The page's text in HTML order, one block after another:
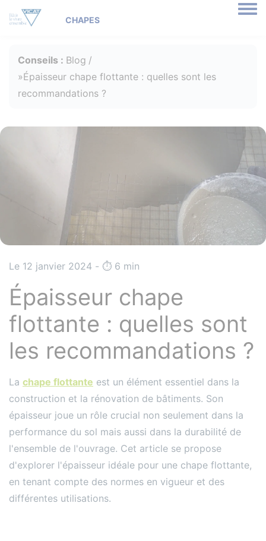
Conseils : Blog
Épaisseur chape flottante : quelles sont les
recommandations ?
Le 12 janvier 2024 - ⏱️️ 6 min
Épaisseur chape
flottante : quelles sont
les recommandations ?
La chape flottante est un élément essentiel dans la
construction et la rénovation de bâtiments. Son
épaisseur joue un rôle crucial non seulement dans la
performance du sol mais aussi dans la durabilité de
l'ensemble de l'ouvrage. Cet article se propose
d'explorer l'épaisseur idéale pour une chape flottante,
en tenant compte des normes en vigueur et des
différentes utilisations.